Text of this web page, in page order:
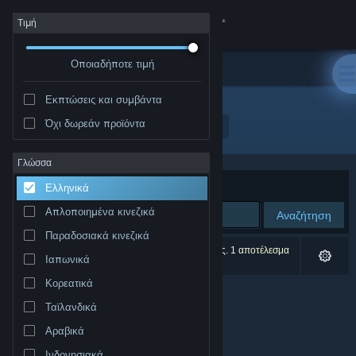
Σύνδεση
Κατάστημα
Σχετικά
Υποστήριξη
Αλλαγή γλώσσας
Προβολή ιστοσελίδας για υπολογιστές
Τιμή
Οποιαδήποτε τιμή
Εκπτώσεις και συμβάντα
Όχι δωρεάν προϊόντα
Γλώσσα
Ελληνικά
Απλοποιημένα κινεζικά
Παραδοσιακά κινεζικά
Ιαπωνικά
Κορεατικά
Ταϊλανδικά
Αραβικά
Δημιουργός: Winning Streak Games GmbH
Ταξινόμηση ανά
Αναζήτηση
0 αποτελέσματα ταιριάζουν με την αναζήτησή σας. 1 αποτέλεσμα
αποκλείστηκε βάσει των προτιμήσεών σας.